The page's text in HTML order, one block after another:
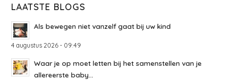
LAATSTE BLOGS
Als bewegen niet vanzelf gaat bij uw kind
4 augustus 2026 - 09:49
Waar je op moet letten bij het samenstellen van je
allereerste baby...